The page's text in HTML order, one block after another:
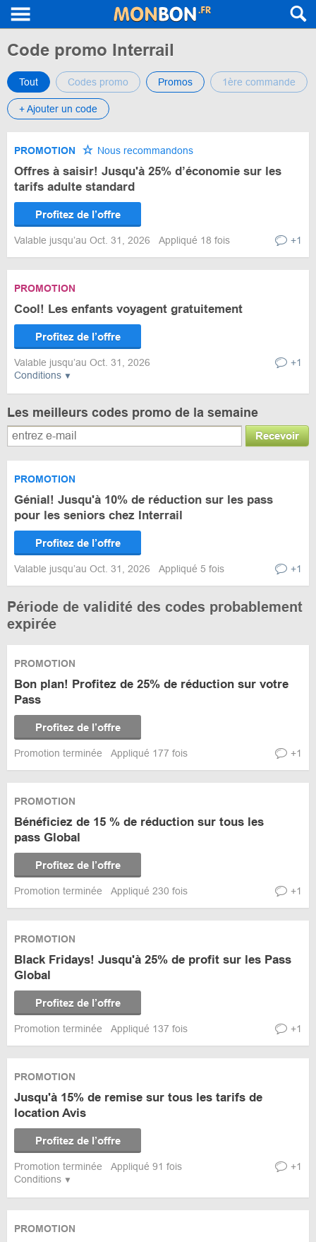
Code promo Interrail
Tout Codes promo Promos 1ère commande
+ Ajouter un code
PROMOTION Nous recommandons
Offres à saisir! Jusqu'à 25% d’économie sur les
tarifs adulte standard
Profitez de l’offre
Valable jusqu’au Oct. 31, 2026 Appliqué 18 fois +1
Conditions
PROMOTION
Cool! Les enfants voyagent gratuitement
Profitez de l’offre
Valable jusqu’au Oct. 31, 2026 +1
Les meilleurs codes promo de la semaine
Recevoir
PROMOTION
Génial! Jusqu'à 10% de réduction sur les pass
pour les seniors chez Interrail
Profitez de l’offre
Valable jusqu’au Oct. 31, 2026 Appliqué 5 fois +1
Période de validité des codes probablement
expirée
PROMOTION
Bon plan! Profitez de 25% de réduction sur votre
Pass
Profitez de l’offre
Promotion terminée Appliqué 177 fois +1
PROMOTION
Bénéficiez de 15 % de réduction sur tous les
pass Global
Profitez de l’offre
Promotion terminée Appliqué 230 fois +1
PROMOTION
Black Fridays! Jusqu'à 25% de profit sur les Pass
Global
Profitez de l’offre
Promotion terminée Appliqué 137 fois +1
Conditions
PROMOTION
Jusqu'à 15% de remise sur tous les tarifs de
location Avis
Profitez de l’offre
Promotion terminée Appliqué 91 fois +1
PROMOTION